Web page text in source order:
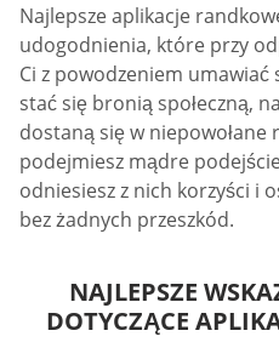
Najlepsze aplikacje
udogodnienia, które przy
Ci z powodzeniem umawiać
stać się bronią społeczną,
dostaną się w niepowołane
podejmiesz mądre
odniesiesz z nich korzyści i
bez żadnych przeszkód.
NAJLEPSZE
DOTYCZĄCE